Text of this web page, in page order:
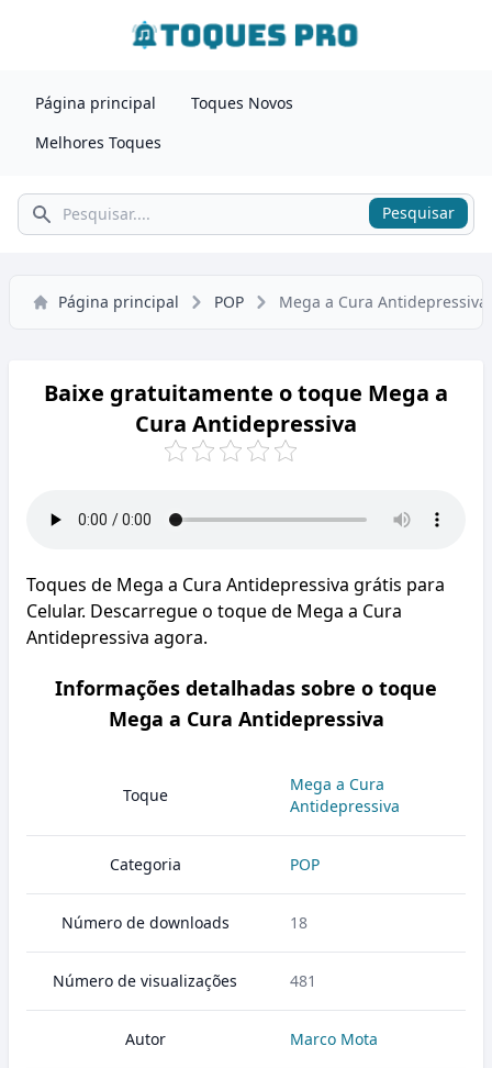
Página principal
Toques Novos
Melhores Toques
Pesquisar Pesquisar
Página principal POP Mega a Cura Antidepressiva
Baixe gratuitamente o toque Mega a
Cura Antidepressiva
Toques de Mega a Cura Antidepressiva grátis para
Celular. Descarregue o toque de Mega a Cura
Antidepressiva agora.
Informações detalhadas sobre o toque
Mega a Cura Antidepressiva
Toque
Mega a Cura
Antidepressiva
Categoria POP
Número de downloads 18
Número de visualizações 481
Autor Marco Mota